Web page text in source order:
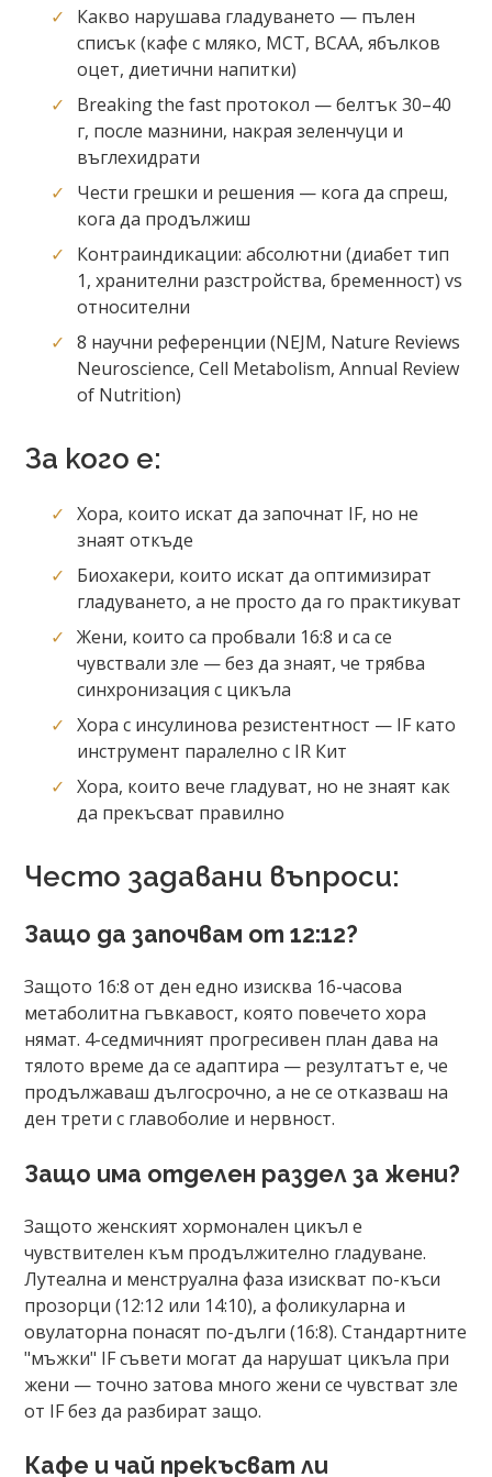
Какво нарушава гладуването — пълен
списък (кафе с мляко, MCT, BCAA, ябълков
оцет, диетични напитки)
Breaking the fast протокол — белтък 30–40
г, после мазнини, накрая зеленчуци и
въглехидрати
Чести грешки и решения — кога да спреш,
кога да продължиш
Контраиндикации: абсолютни (диабет тип
1, хранителни разстройства, бременност) vs
относителни
8 научни референции (NEJM, Nature Reviews
Neuroscience, Cell Metabolism, Annual Review
of Nutrition)
За кого е:
Хора, които искат да започнат IF, но не
знаят откъде
Биохакери, които искат да оптимизират
гладуването, а не просто да го практикуват
Жени, които са пробвали 16:8 и са се
чувствали зле — без да знаят, че трябва
синхронизация с цикъла
Хора с инсулинова резистентност — IF като
инструмент паралелно с IR Кит
Хора, които вече гладуват, но не знаят как
да прекъсват правилно
Често задавани въпроси:
Защо да започвам от 12:12?
Защото 16:8 от ден едно изисква 16-часова
метаболитна гъвкавост, която повечето хора
нямат. 4-седмичният прогресивен план дава на
тялото време да се адаптира — резултатът е, че
продължаваш дългосрочно, а не се отказваш на
ден трети с главоболие и нервност.
Защо има отделен раздел за жени?
Защото женският хормонален цикъл е
чувствителен към продължително гладуване.
Лутеална и менструална фаза изискват по-къси
прозорци (12:12 или 14:10), а фоликуларна и
овулаторна понасят по-дълги (16:8). Стандартните
"мъжки" IF съвети могат да нарушат цикъла при
жени — точно затова много жени се чувстват зле
от IF без да разбират защо.
Кафе и чай прекъсват ли